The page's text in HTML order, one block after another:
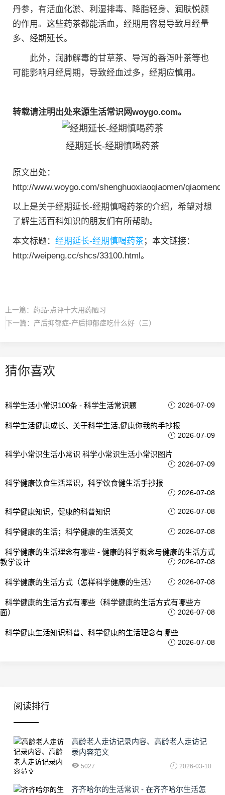
丹参，有活血化淤、利湿排毒、降脂轻身、润肤悦颜
的作用。这些药茶都能活血，经期用容易导致月经量
多、经期延长。
此外，润肺解毒的甘草茶、导泻的番泻叶茶等也
可能影响月经周期，导致经血过多，经期应慎用。
转载请注明出处来源生活常识网woygo.com。
经期延长-经期慎喝药茶
原文出处：
http://www.woygo.com/shenghuoxiaoqiaomen/
以上是关于经期延长-经期慎喝药茶的介绍，希望对想
了解生活百科知识的朋友们有所帮助。
本文标题： 经期延长-经期慎喝药茶；本文链接：
http://weipeng.cc/shcs/33100.html。
上一篇： 药品-点评十大用药陋习
下一篇： 产后抑郁症-产后抑郁症吃什么好（三）
猜你喜欢
科学生活小常识100条 - 科学生活常识题 2026-07-09
科学生活健康成长、关于科学生活,健康你我的手抄报
2026-07-09
科学小常识生活小常识 科学小常识生活小常识图片
2026-07-09
科学健康饮食生活常识，科学饮食健生活手抄报
2026-07-08
科学健康知识，健康的科普知识 2026-07-08
科学健康的生活；科学健康的生活英文 2026-07-08
科学健康的生活理念有哪些 - 健康的科学概念与健康的生活方式
教学设计
2026-07-08
科学健康的生活方式（怎样科学健康的生活） 2026-07-08
科学健康的生活方式有哪些（科学健康的生活方式有哪些方
面）
2026-07-08
科学健康生活知识科普、科学健康的生活理念有哪些
2026-07-08
阅读排行
高龄老人走访记录内容、高龄老人走访记
录内容范文
5027 2026-03-10
齐齐哈尔的生活常识 - 在齐齐哈尔生活怎